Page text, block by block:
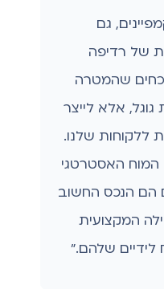
גם
של רדיפה
הם שוכחים שהמטרה
אלא לייצר
ללקוחות שלנו.
המוח האסטרטגי
הם הנכס החשוב
המקצועית
לידיים שלהם."